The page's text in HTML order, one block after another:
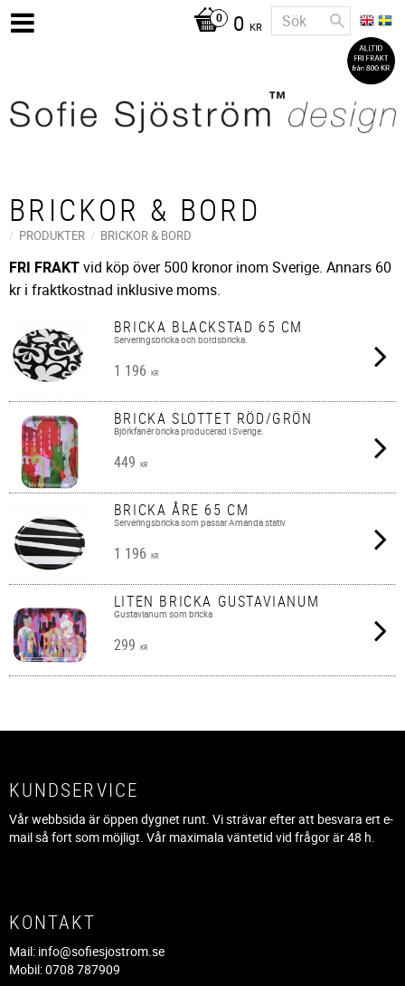
0 KR
BRICKOR & BORD
PRODUKTER BRICKOR & BORD
FRI FRAKTvid köp över 500 kronor inom Sverige. Annars 60
kr i fraktkostnad inklusive moms.
BRICKA BLACKSTAD 65 CM
Serveringsbricka och bordsbricka.
1 196 KR
BRICKA SLOTTET RÖD/GRÖN
Björkfanér bricka producerad i Sverige.
449 KR
BRICKA ÅRE 65 CM
Serveringsbricka som passar Amanda stativ
1 196 KR
LITEN BRICKA GUSTAVIANUM
Gustavianum som bricka
299 KR
KUNDSERVICE
Vår webbsida är öppen dygnet runt. Vi strävar efter att besvara ert e-
mail så fort som möjligt. Vår maximala väntetid vid frågor är 48 h.
KONTAKT
Mail: info@sofiesjostrom.se
Mobil: 0708 787909